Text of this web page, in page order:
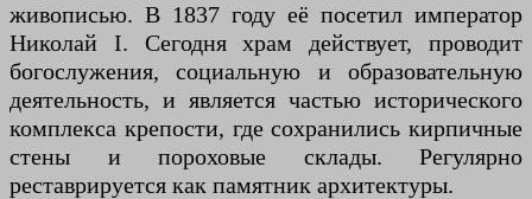
живописью. В 1837 году её посетил император
Николай I. Сегодня храм действует, проводит
богослужения, социальную и образовательную
деятельность, и является частью исторического
комплекса крепости, где сохранились кирпичные
стены и пороховые склады. Регулярно
реставрируется как памятник архитектуры.